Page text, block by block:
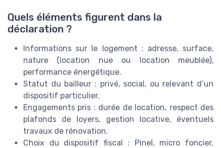
Quels éléments figurent dans la
déclaration ?
Informations sur le logement : adresse, surface,
nature (location nue ou location meublée),
performance énergétique.
Statut du bailleur : privé, social, ou relevant d’un
dispositif particulier.
Engagements pris : durée de location, respect des
plafonds de loyers, gestion locative, éventuels
travaux de rénovation.
Choix du dispositif fiscal : Pinel, micro foncier,